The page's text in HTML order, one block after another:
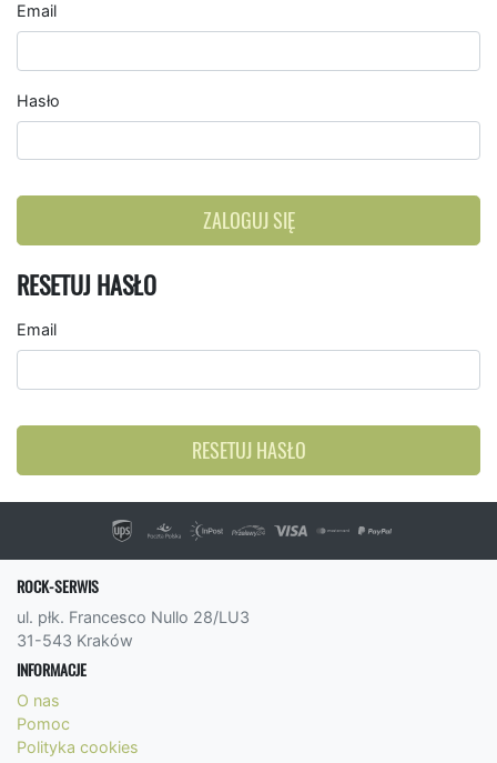
Email
Hasło
ZALOGUJ SIĘ
RESETUJ HASŁO
Email
RESETUJ HASŁO
ROCK-SERWIS
ul. płk. Francesco Nullo 28/LU3
31-543 Kraków
INFORMACJE
O nas
Pomoc
Polityka cookies